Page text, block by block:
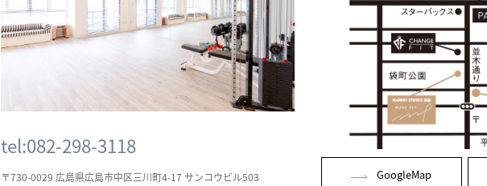
tel:082-298-3118
〒730-0029 広島県広島市中区三川町4-17 サンコウビル503
GoogleMap